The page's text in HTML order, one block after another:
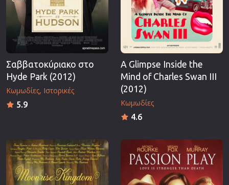
Σαββατοκύριακο στο
Hyde Park (2012)
Κωμωδίες Ιστορικές
5.9
A Glimpse Inside the
Mind of Charles Swan III
(2012)
Κωμωδίες
4.6